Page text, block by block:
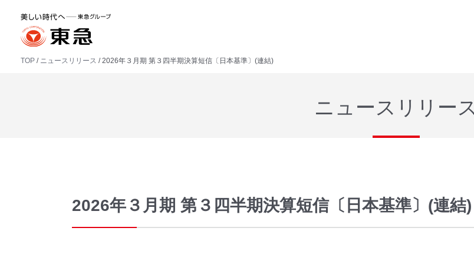
TOP ニュースリリース 2026年３月期 第３四半期決算短信〔日本基準〕(連結)
ニュースリリース
2026年３月期 第３四半期決算短信〔日本基準〕(連結)